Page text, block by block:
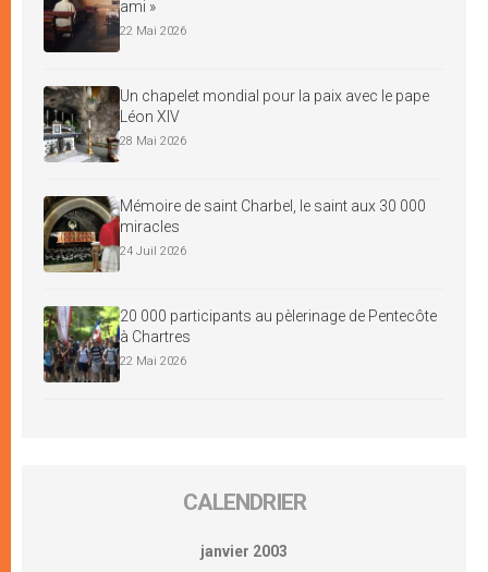
ami »
22 Mai 2026
Un chapelet mondial pour la paix avec le pape
Léon XIV
28 Mai 2026
Mémoire de saint Charbel, le saint aux 30 000
miracles
24 Juil 2026
20 000 participants au pèlerinage de Pentecôte
à Chartres
22 Mai 2026
CALENDRIER
janvier 2003